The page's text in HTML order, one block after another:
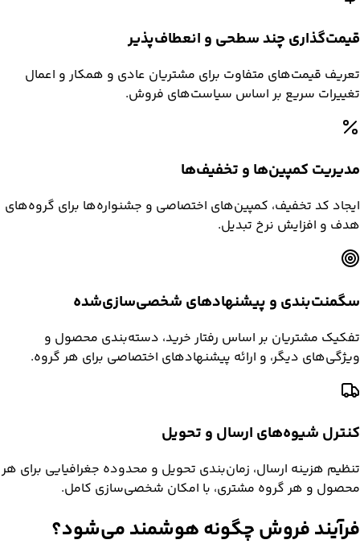
قیمت‌گذاری چند سطحی و انعطاف‌پذیر
تعریف قیمت‌های متفاوت برای مشتریان عادی و همکار و اعمال
تغییرات سریع بر اساس سیاست‌های فروش.
مدیریت کمپین‌ها و تخفیف‌ها
ایجاد کد تخفیف، کمپین‌های اختصاصی و جشنواره‌ها برای گروه‌های
هدف و افزایش نرخ تبدیل.
سگمنت‌بندی و پیشنهادهای شخصی‌سازی‌شده
تفکیک مشتریان بر اساس رفتار خرید، دسته‌بندی محصول و
ویژگی‌های دیگر، و ارائه پیشنهادهای اختصاصی برای هر گروه.
کنترل شیوه‌های ارسال و تحویل
تنظیم هزینه ارسال، زمان‌بندی تحویل و محدوده جغرافیایی برای هر
محصول و هر گروه مشتری، با امکان شخصی‌سازی کامل.
فرآیند فروش چگونههوشمندمی‌شود؟